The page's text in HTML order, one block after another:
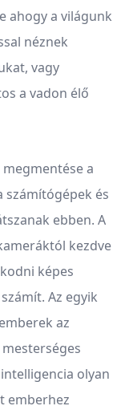
ahogy a világunk
néznek
vagy
a vadon élő
a
számítógépek és
ebben. A
kezdve
képes
Az egyik
az
olyan
emberhez